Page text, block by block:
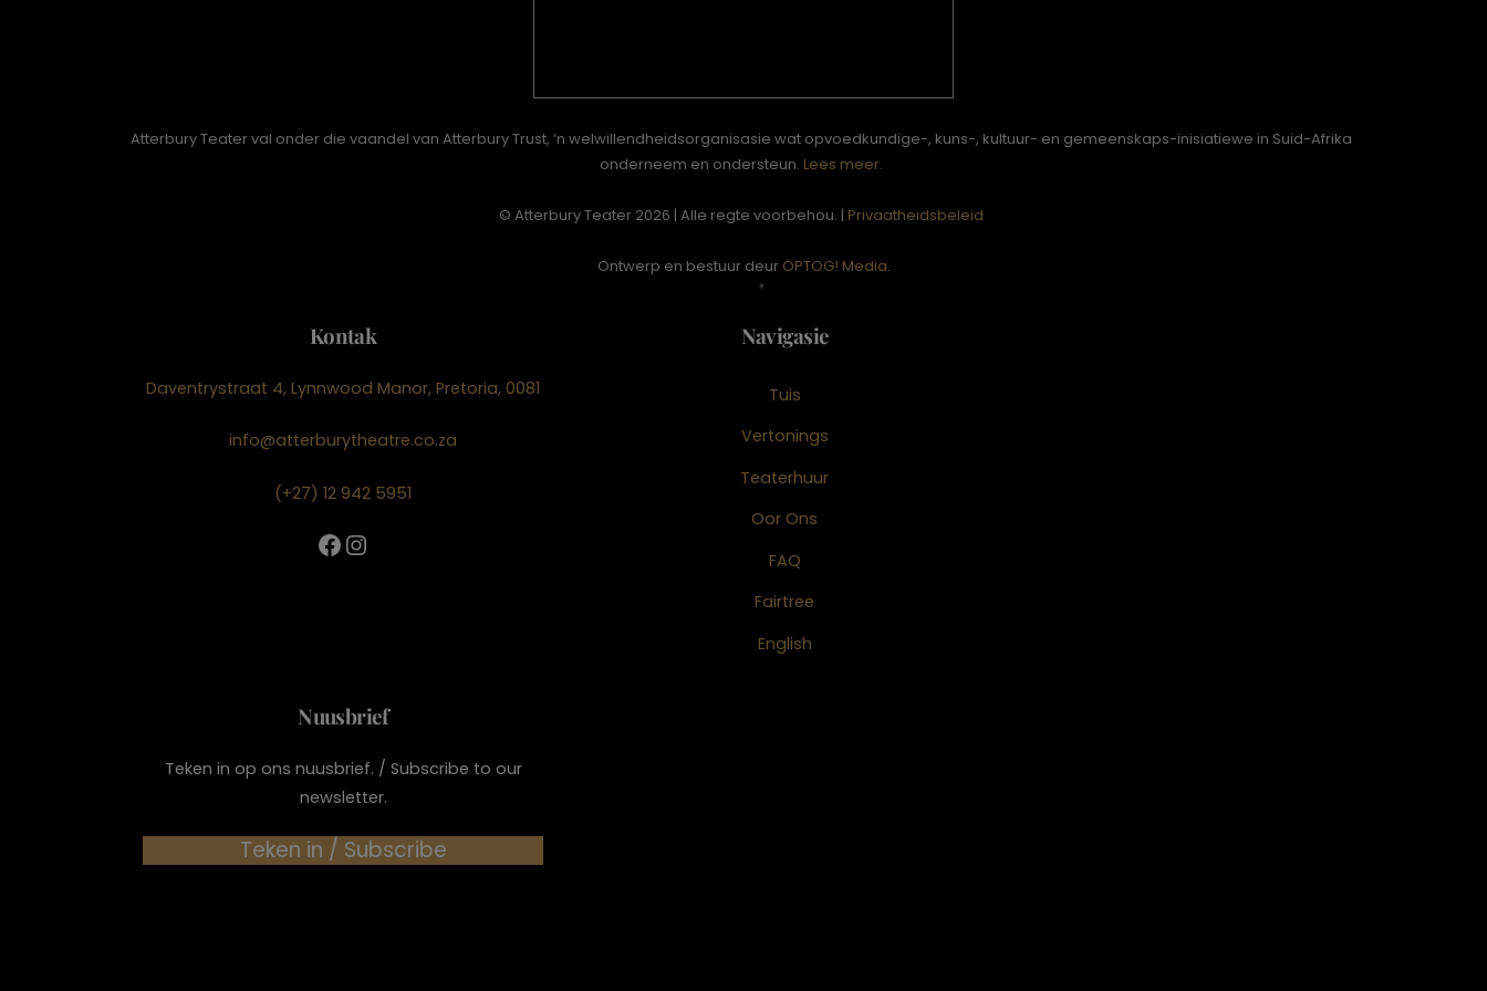
Atterbury Teater val onder die vaandel van Atterbury Trust, ‘n welwillendheidsorganisasie wat opvoedkundige-, kuns-, kultuur- en gemeenskaps-inisiatiewe in Suid-Afrika
onderneem en ondersteun. Lees meer.
© Atterbury Teater 2026 | Alle regte voorbehou. | Privaatheidsbeleid
Ontwerp en bestuur deur OPTOG! Media.
Kontak
Daventrystraat 4, Lynnwood Manor, Pretoria, 0081
info@atterburytheatre.co.za
(+27) 12 942 5951
Facebook
Instagram
Navigasie
Tuis
Vertonings
Teaterhuur
Oor Ons
FAQ
Fairtree
English
Nuusbrief
Teken in op ons nuusbrief. / Subscribe to our
newsletter.
Teken in / Subscribe